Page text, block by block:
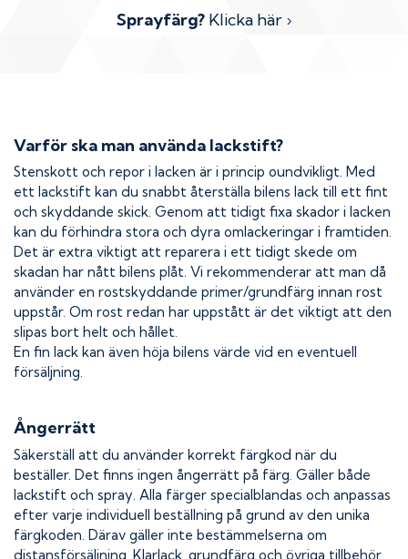
Sprayfärg? Klicka här ›
Varför ska man använda lackstift?
Stenskott och repor i lacken är i princip oundvikligt. Med
ett lackstift kan du snabbt återställa bilens lack till ett fint
och skyddande skick. Genom att tidigt fixa skador i lacken
kan du förhindra stora och dyra omlackeringar i framtiden.
Det är extra viktigt att reparera i ett tidigt skede om
skadan har nått bilens plåt. Vi rekommenderar att man då
använder en rostskyddande primer/grundfärg innan rost
uppstår. Om rost redan har uppstått är det viktigt att den
slipas bort helt och hållet.
En fin lack kan även höja bilens värde vid en eventuell
försäljning.
Ångerrätt
Säkerställ att du använder korrekt färgkod när du
beställer. Det finns ingen ångerrätt på färg. Gäller både
lackstift och spray. Alla färger specialblandas och anpassas
efter varje individuell beställning på grund av den unika
färgkoden. Därav gäller inte bestämmelserna om
distansförsäljning. Klarlack, grundfärg och övriga tillbehör